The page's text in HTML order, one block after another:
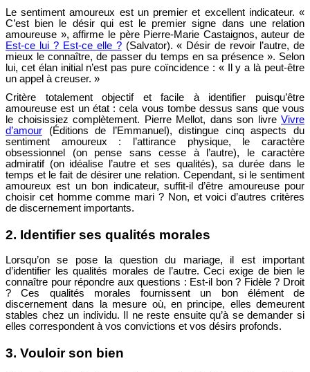
Le sentiment amoureux est un premier et excellent indicateur. «
C’est bien le désir qui est le premier signe dans une relation
amoureuse », affirme le père Pierre-Marie Castaignos, auteur de
Est-ce lui ? Est-ce elle ?(Salvator). « Désir de revoir l’autre, de
mieux le connaître, de passer du temps en sa présence ». Selon
lui, cet élan initial n’est pas pure coïncidence : « Il y a là peut-être
un appel à creuser. »
Critère totalement objectif et facile à identifier puisqu’être
amoureuse est un état : cela vous tombe dessus sans que vous
le choisissiez complètement. Pierre Mellot, dans son livre Vivre
d’amour (Éditions de l’Emmanuel), distingue cinq aspects du
sentiment amoureux : l’attirance physique, le caractère
obsessionnel (on pense sans cesse à l’autre), le caractère
admiratif (on idéalise l’autre et ses qualités), sa durée dans le
temps et le fait de désirer une relation. Cependant, si le sentiment
amoureux est un bon indicateur, suffit-il d’être amoureuse pour
choisir cet homme comme mari ? Non, et voici d’autres critères
de discernement importants.
2. Identifier ses qualités morales
Lorsqu’on se pose la question du mariage, il est important
d’identifier les qualités morales de l’autre. Ceci exige de bien le
connaître pour répondre aux questions : Est-il bon ? Fidèle ? Droit
? Ces qualités morales fournissent un bon élément de
discernement dans la mesure où, en principe, elles demeurent
stables chez un individu. Il ne reste ensuite qu’à se demander si
elles correspondent à vos convictions et vos désirs profonds.
3. Vouloir son bien